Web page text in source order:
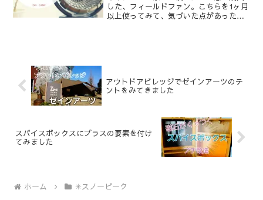
した、フィールドファン。こちらを1ヶ月
以上使ってみて、気づいた点があったの
アウトドアビレッジでゼインアーツのテ
ントをみてきました
スパイスボックスにプラスの要素を付け
てみました
ホーム ✳︎スノーピーク